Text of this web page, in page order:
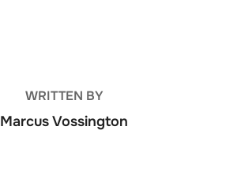
WRITTEN BY
Marcus Vossington